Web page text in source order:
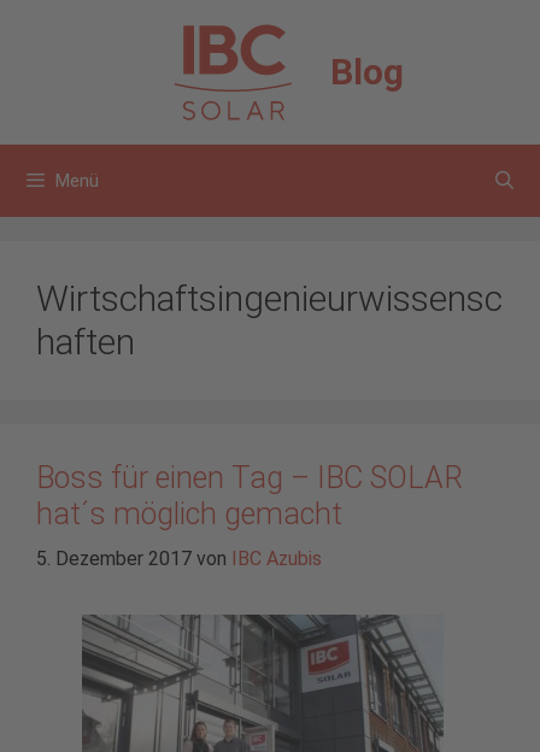
Blog
Menü
Wirtschaftsingenieurwissensc
haften
Boss für einen Tag – IBC SOLAR
hat´s möglich gemacht
5. Dezember 2017 von IBC Azubis